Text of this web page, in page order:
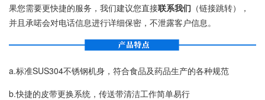
果您需要更快捷的服务，我们建议您直接联系我们 （链接跳转），
并且承喏会对电话信息进行详细保密，不泄露客户信息。
a.标准SUS304不锈钢机身，符合食品及药品生产的各种规范
b.快捷的皮带更换系统，传送带清洁工作简单易行